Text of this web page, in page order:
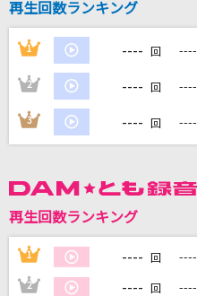
烏
米津玄師
飾りじゃないのよ 涙は
井上陽水
T.M.Revolution
LOVE 2000
鶴 and 亀
再生回数ランキング
1 ---- 回 ----
2 ---- 回 ----
3 ---- 回 ----
再生回数ランキング
1 ---- 回 ----
2 ---- 回 ----